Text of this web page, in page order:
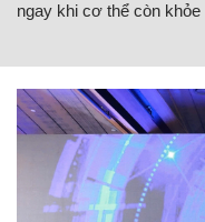
ngay khi cơ thể còn khỏe